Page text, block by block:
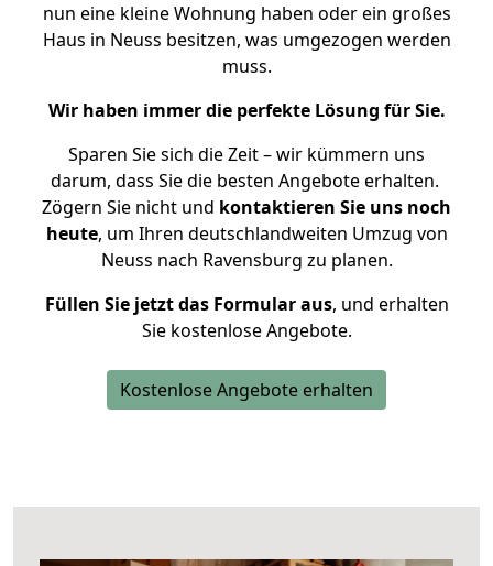
nun eine kleine Wohnung haben oder ein großes
Haus in Neuss besitzen, was umgezogen werden
muss.
Wir haben immer die perfekte Lösung für Sie.
Sparen Sie sich die Zeit – wir kümmern uns
darum, dass Sie die besten Angebote erhalten.
Zögern Sie nicht und kontaktieren Sie uns noch
heute, um Ihren deutschlandweiten Umzug von
Neuss nach Ravensburg zu planen.
Füllen Sie jetzt das Formular aus, und erhalten
Sie kostenlose Angebote.
Kostenlose Angebote erhalten